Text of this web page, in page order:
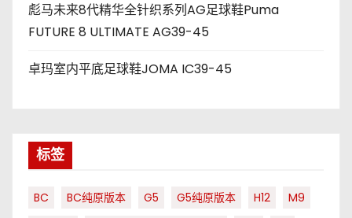
彪马未来8代精华全针织系列AG足球鞋Puma
FUTURE 8 ULTIMATE AG39-45
卓玛室内平底足球鞋JOMA IC39-45
标签
BC BC纯原版本 G5 G5纯原版本 H12
M9